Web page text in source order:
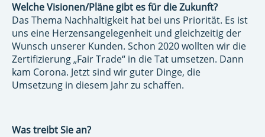
Welche Visionen/Pläne gibt es für die Zukunft?
Das Thema Nachhaltigkeit hat bei uns Priorität. Es ist
uns eine Herzensangelegenheit und gleichzeitig der
Wunsch unserer Kunden. Schon 2020 wollten wir die
Zertifizierung „Fair Trade“ in die Tat umsetzen. Dann
kam Corona. Jetzt sind wir guter Dinge, die
Umsetzung in diesem Jahr zu schaffen.
Was treibt Sie an?